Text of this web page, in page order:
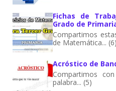
Fichas de
Grado de
Compartimos
de Matemática... (6)
Acróstico de
Compartimos
palabra... (5)